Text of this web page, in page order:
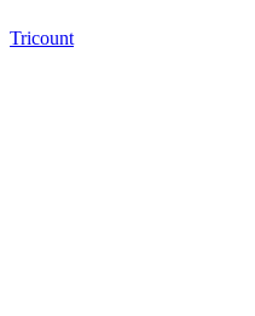
Tricount